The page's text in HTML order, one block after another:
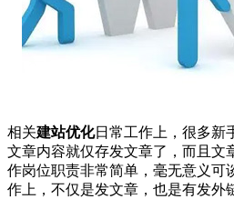
相关建站优化日常工作上，很多新
文章内容就仅存发文章了，而且文
作岗位职责非常简单，毫无意义可
作上，不仅是发文章，也是有发外